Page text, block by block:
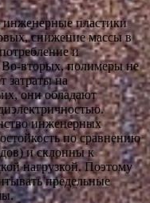
инженерные пластики
снижение массы в
и
вторых, полимеры не
затраты на
они обладают
инженерных
по сравнению
и склонны к
нагрузкой. Поэтому
предельные